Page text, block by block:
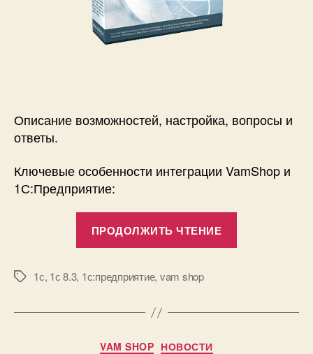
Описание возможностей, настройка, вопросы и
ответы.
Ключевые особенности интеграции VamShop и
1С:Предприятие:
ПРОДОЛЖИТЬ ЧТЕНИЕ
Метки
1с, 1с 8.3, 1с:предприятие, vam shop
Рубрики
VAM SHOP НОВОСТИ